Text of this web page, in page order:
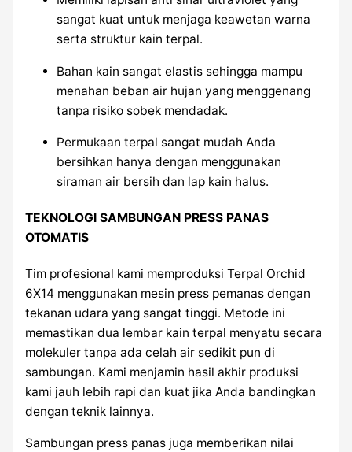
sangat kuat untuk menjaga keawetan warna
serta struktur kain terpal.
Bahan kain sangat elastis sehingga mampu
menahan beban air hujan yang menggenang
tanpa risiko sobek mendadak.
Permukaan terpal sangat mudah Anda
bersihkan hanya dengan menggunakan
siraman air bersih dan lap kain halus.
TEKNOLOGI SAMBUNGAN PRESS PANAS
OTOMATIS
Tim profesional kami memproduksi Terpal Orchid
6X14 menggunakan mesin press pemanas dengan
tekanan udara yang sangat tinggi. Metode ini
memastikan dua lembar kain terpal menyatu secara
molekuler tanpa ada celah air sedikit pun di
sambungan. Kami menjamin hasil akhir produksi
kami jauh lebih rapi dan kuat jika Anda bandingkan
dengan teknik lainnya.
Sambungan press panas juga memberikan nilai